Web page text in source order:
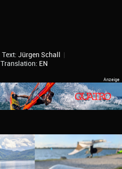
Text: Jürgen Schall |
Translation: EN